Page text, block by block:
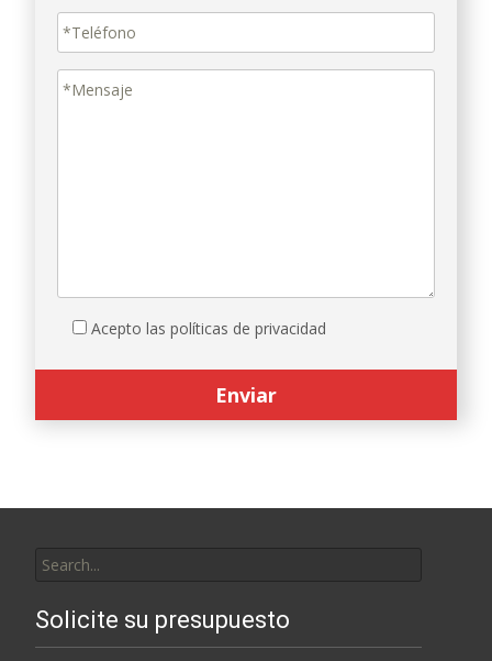
Acepto las políticas de privacidad
for:
Solicite su presupuesto